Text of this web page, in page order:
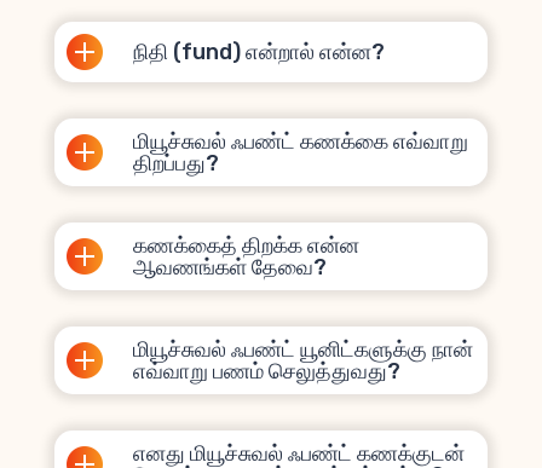
நிதி (fund) என்றால் என்ன?
மியூச்சுவல் ஃபண்ட் கணக்கை எவ்வாறு
திறப்பது?
கணக்கைத் திறக்க என்ன
ஆவணங்கள் தேவை?
மியூச்சுவல் ஃபண்ட் யூனிட்களுக்கு நான்
எவ்வாறு பணம் செலுத்துவது?
எனது மியூச்சுவல் ஃபண்ட் கணக்குடன்